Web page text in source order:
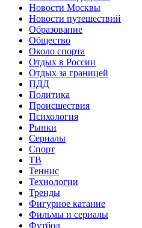
Новости Москвы
Новости путешествий
Образование
Общество
Около спорта
Отдых в России
Отдых за границей
ПДД
Политика
Происшествия
Психология
Рынки
Сериалы
Спорт
ТВ
Теннис
Технологии
Тренды
Фигурное катание
Фильмы и сериалы
Футбол